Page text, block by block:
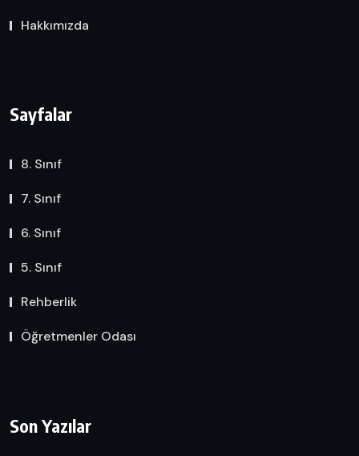
Hakkımızda
Sayfalar
8. Sınıf
7. Sınıf
6. Sınıf
5. Sınıf
Rehberlik
Öğretmenler Odası
Son Yazılar